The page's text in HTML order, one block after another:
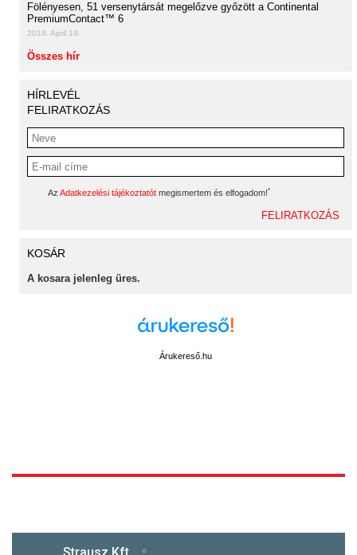
Fölényesen, 51 versenytársát megelőzve győzött a Continental
PremiumContact™ 6
2018. April 19.
Összes hír
HÍRLEVÉL
FELIRATKOZÁS
Az Adatkezelési tájékoztatót megismertem és elfogadom!*
KOSÁR
A kosara jelenleg üres.
Árukereső.hu